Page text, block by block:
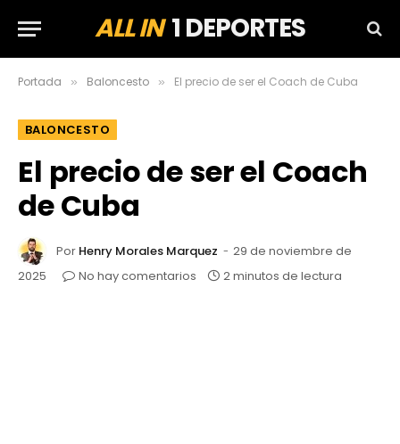
ALL IN1 DEPORTES
Portada » Baloncesto » El precio de ser el Coach de Cuba
BALONCESTO
El precio de ser el Coach
de Cuba
Por Henry Morales Marquez
29 de noviembre de
2025
No hay comentarios 2 minutos de lectura